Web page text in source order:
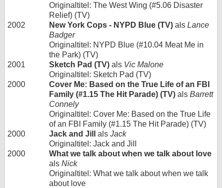
Originaltitel: The West Wing (#5.06 Disaster
Relief) (TV)
2002
New York Cops - NYPD Blue (TV) als Lance
Badger
Originaltitel: NYPD Blue (#10.04 Meat Me in
the Park) (TV)
2001
Sketch Pad (TV) als Vic Malone
Originaltitel: Sketch Pad (TV)
2000
Cover Me: Based on the True Life of an FBI
Family (#1.15 The Hit Parade) (TV) als Barrett
Connely
Originaltitel: Cover Me: Based on the True Life
of an FBI Family (#1.15 The Hit Parade) (TV)
2000
Jack and Jill als Jack
Originaltitel: Jack and Jill
2000
What we talk about when we talk about love
als Nick
Originaltitel: What we talk about when we talk
about love